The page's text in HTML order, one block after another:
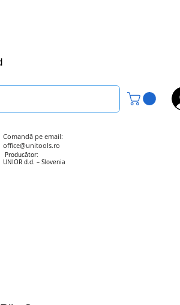
Comandă pe email:
office@unitools.ro
Producător:
UNIOR d.d. – Slovenia